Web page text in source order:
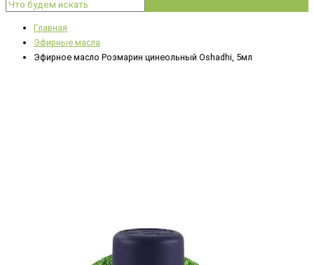
Главная
Эфирные масла
Эфирное масло Розмарин цинеольный Oshadhi, 5мл